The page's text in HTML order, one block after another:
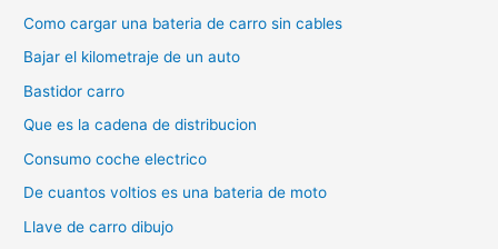
Como cargar una bateria de carro sin cables
Bajar el kilometraje de un auto
Bastidor carro
Que es la cadena de distribucion
Consumo coche electrico
De cuantos voltios es una bateria de moto
Llave de carro dibujo